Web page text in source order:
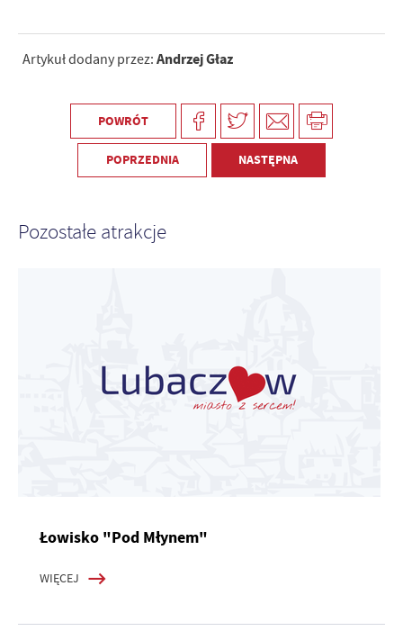
Artykuł dodany przez: Andrzej Głaz
POWRÓT
POPRZEDNIA NASTĘPNA
Pozostałe atrakcje
Łowisko "Pod Młynem"
WIĘCEJ